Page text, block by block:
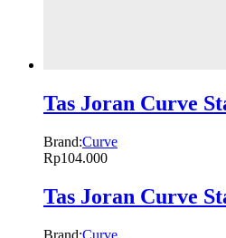
Tas Joran Curve
Brand:Curve
Rp104.000
Tas Joran Curve
Brand:Curve